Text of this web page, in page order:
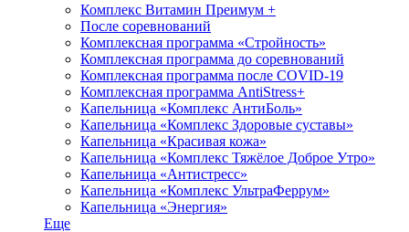
Комплекс Витамин Преимум +
После соревнований
Комплексная программа «Стройность»
Комплексная программа до соревнований
Комплексная программа после COVID-19
Комплексная программа AntiStress+
Капельница «Комплекс АнтиБоль»
Капельница «Комплекс Здоровые суставы»
Капельница «Красивая кожа»
Капельница «Комплекс Тяжёлое Доброе Утро»
Капельница «Антистресс»
Капельница «Комплекс УльтраФеррум»
Капельница «Энергия»
Еще